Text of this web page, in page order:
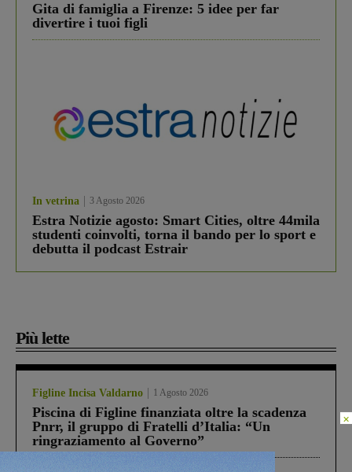
Gita di famiglia a Firenze: 5 idee per far
divertire i tuoi figli
In vetrina 3 Agosto 2026
Estra Notizie agosto: Smart Cities, oltre 44mila
studenti coinvolti, torna il bando per lo sport e
debutta il podcast Estrair
Più lette
Figline Incisa Valdarno 1 Agosto 2026
Piscina di Figline finanziata oltre la scadenza
Pnrr, il gruppo di Fratelli d’Italia: “Un
ringraziamento al Governo”
×